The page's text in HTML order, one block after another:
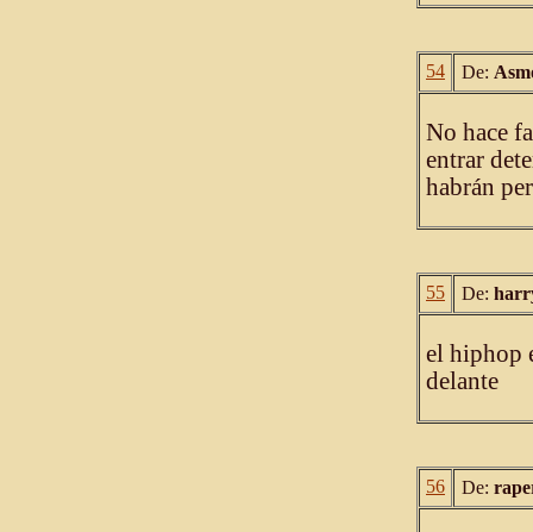
54 De:
No hace
entrar
habrán
55 De:
el hiphop
delante
56 De: